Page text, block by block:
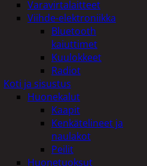
Varavirtalaitteet
Viihde-elektroniikka
Bluetooth
kaiuttimet
Kuulokkeet
Radiot
Koti ja sisustus
Huonekalut
Kaapit
Kenkätelineet ja
naulakot
Peilit
Huonetuoksut